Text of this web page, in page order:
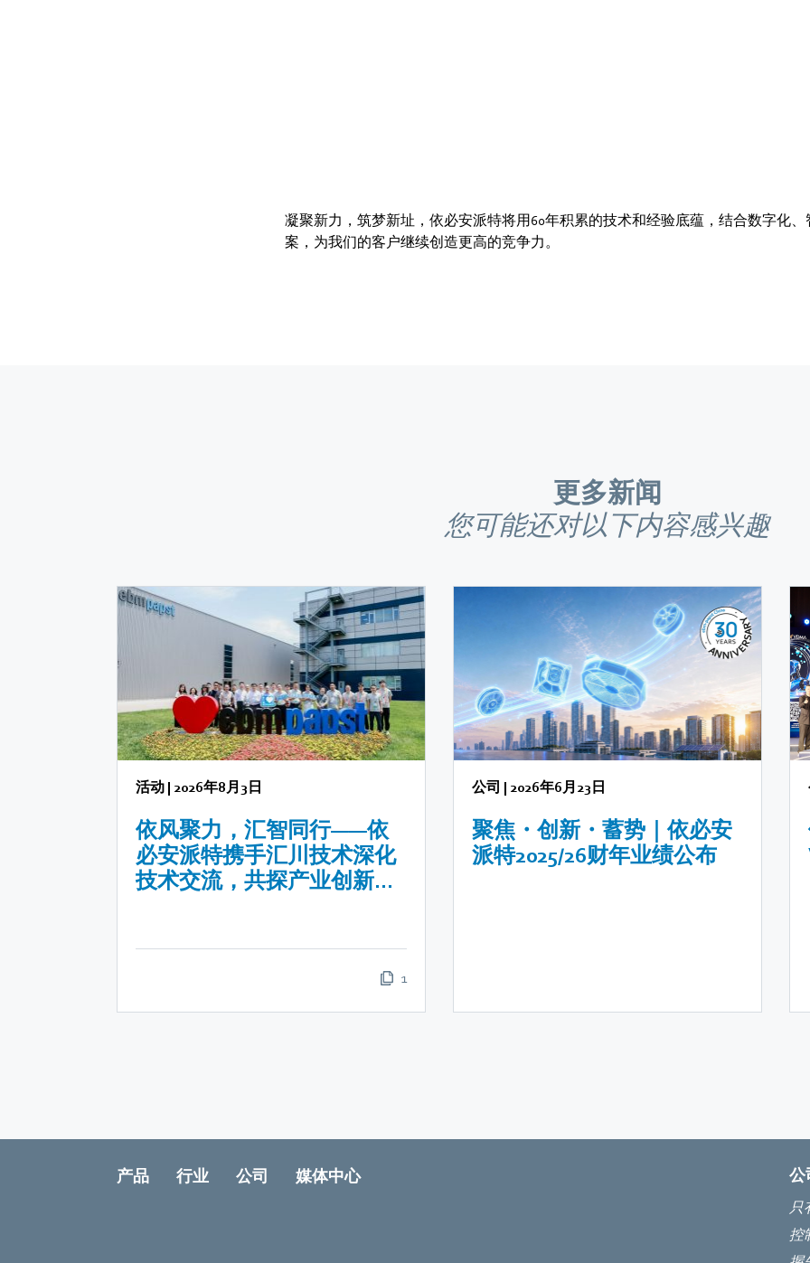
凝聚新力，筑梦新址，依必安派特将用60年积累的技术和经验底蕴，结合数字化
案，为我们的客户继续创造更高的竞争力。
更多新闻
您可能还对以下内容感兴趣
活动 | 2026年8月3日
依风聚力，汇智同行——依
必安派特携手汇川技术深化
技术交流，共探产业创新未
1
公司 | 2026年6月23日
聚焦・创新・蓄势｜依必安
派特2025/26财年业绩公布
产品 行业 公司 媒体中心 公
只
控